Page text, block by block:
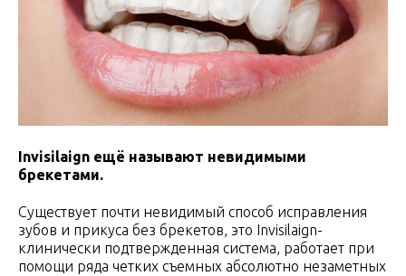
Invisilaign ещё называют невидимыми
брекетами.
Существует почти невидимый способ исправления
зубов и прикуса без брекетов, это Invisilaign-
клинически подтвержденная система, работает при
помощи ряда четких съемных абсолютно незаметных